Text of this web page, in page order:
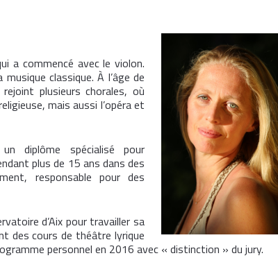
a commencé avec le violon.
classique. À l’âge de
plusieurs chorales, où
mais aussi l’opéra et
diplôme spécialisé pour
plus de 15 ans dans des
responsable pour des
d’Aix pour travailler sa
des cours de théâtre lyrique
personnel en 2016 avec « distinction » du jury.